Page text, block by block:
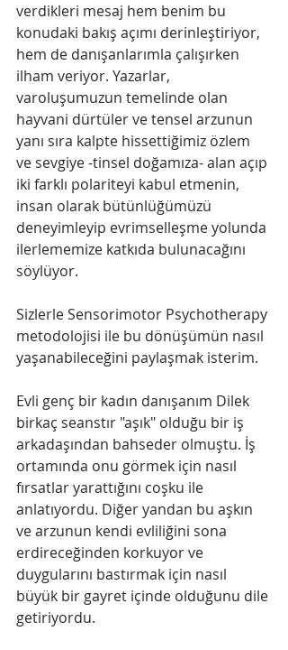
verdikleri mesaj hem benim bu
konudaki bakış açımı derinleştiriyor,
hem de danışanlarımla çalışırken
ilham veriyor. Yazarlar,
varoluşumuzun temelinde olan
hayvani dürtüler ve tensel arzunun
yanı sıra kalpte hissettiğimiz özlem
ve sevgiye -tinsel doğamıza- alan açıp
iki farklı polariteyi kabul etmenin,
insan olarak bütünlüğümüzü
deneyimleyip evrimselleşme yolunda
ilerlememize katkıda bulunacağını
söylüyor.
Sizlerle Sensorimotor Psychotherapy
metodolojisi ile bu dönüşümün nasıl
yaşanabileceğini paylaşmak isterim.
Evli genç bir kadın danışanım Dilek
birkaç seanstır "aşık" olduğu bir iş
arkadaşından bahseder olmuştu. İş
ortamında onu görmek için nasıl
fırsatlar yarattığını coşku ile
anlatıyordu. Diğer yandan bu aşkın
ve arzunun kendi evliliğini sona
erdireceğinden korkuyor ve
duygularını bastırmak için nasıl
büyük bir gayret içinde olduğunu dile
getiriyordu.